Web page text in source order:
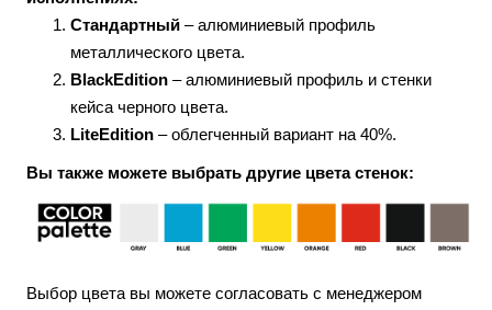
Стандартный – алюминиевый профиль
металлического цвета.
BlackEdition – алюминиевый профиль и стенки
кейса черного цвета.
LiteEdition – облегченный вариант на 40%.
Вы также можете выбрать другие цвета стенок:
Выбор цвета вы можете согласовать с менеджером